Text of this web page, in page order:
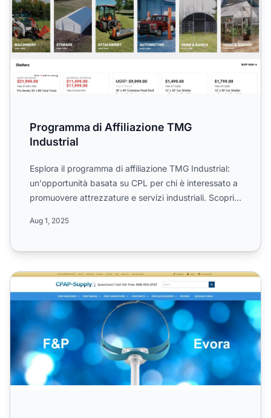
Programma di Affiliazione TMG
Industrial
Esplora il programma di affiliazione TMG Industrial:
un'opportunità basata su CPL per chi è interessato a
promuovere attrezzature e servizi industriali. Scopri
Aug 1, 2025
Programma di Affiliazione Cheap CPAP Supplies